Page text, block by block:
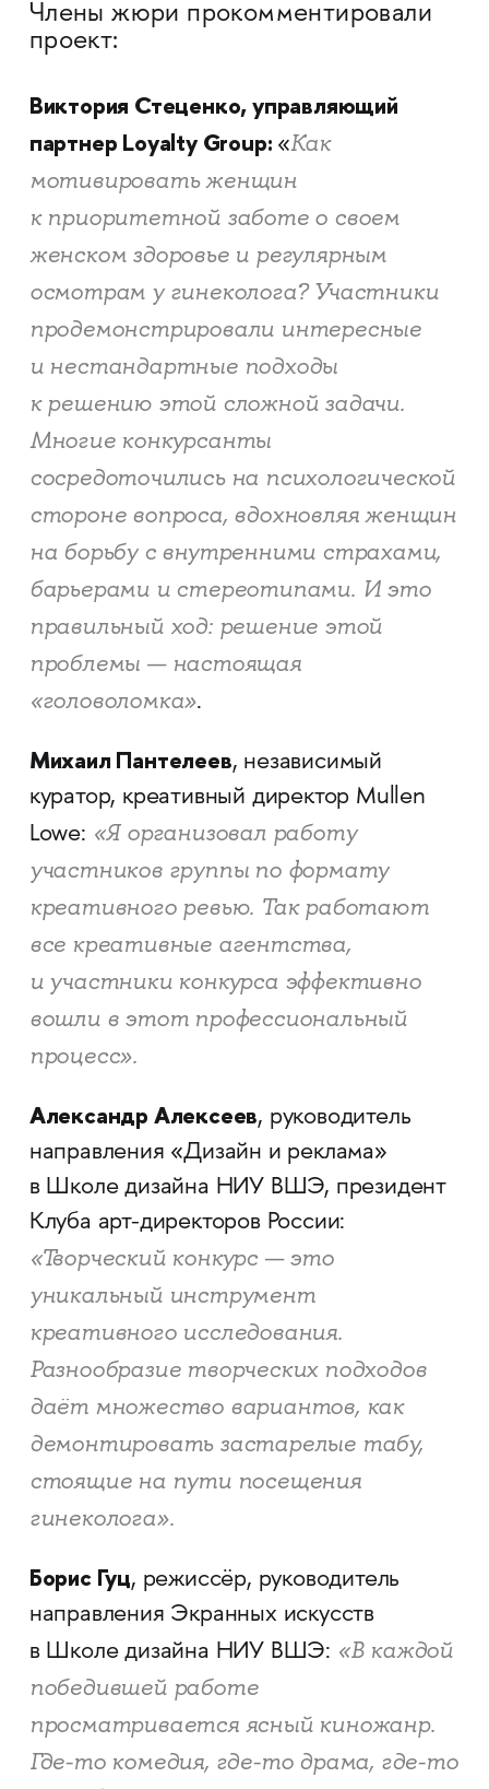
Члены жюри прокомментировали
проект:
Виктория Стеценко, управляющий
партнер Loyalty Group: «Как
мотивировать женщин
к приоритетной заботе о своем
женском здоровье и регулярным
осмотрам у гинеколога? Участники
продемонстрировали интересные
и нестандартные подходы
к решению этой сложной задачи.
Многие конкурсанты
сосредоточились на психологической
стороне вопроса, вдохновляя женщин
на борьбу с внутренними страхами,
барьерами и стереотипами. И это
правильный ход: решение этой
проблемы — настоящая
«головоломка».
Михаил Пантелеев, независимый
куратор, креативный директор Mullen
Lowe: «Я организовал работу
участников группы по формату
креативного ревью. Так работают
все креативные агентства,
и участники конкурса эффективно
вошли в этот профессиональный
процесс».
Александр Алексеев, руководитель
направления «Дизайн и реклама»
в Школе дизайна НИУ ВШЭ, президент
Клуба арт-директоров России:
«Творческий конкурс — это
уникальный инструмент
креативного исследования.
Разнообразие творческих подходов
даёт множество вариантов, как
демонтировать застарелые табу,
стоящие на пути посещения
гинеколога».
Борис Гуц, режиссёр, руководитель
направления Экранных искусств
в Школе дизайна НИУ ВШЭ: «В каждой
победившей работе
просматривается ясный киножанр.
Где-то комедия, где-то драма, где-то